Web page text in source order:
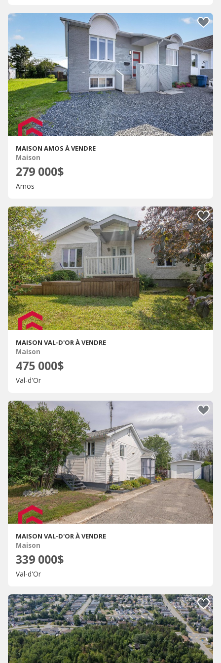
MAISON AMOS À VENDRE
Maison
279 000$
Amos
MAISON VAL-D'OR À VENDRE
Maison
475 000$
Val-d'Or
MAISON VAL-D'OR À VENDRE
Maison
339 000$
Val-d'Or